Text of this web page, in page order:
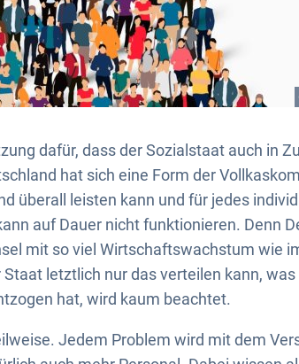
dafür, dass der Sozialstaat auch in
hat sich eine Form der
überall leisten kann und für jedes
auf Dauer nicht funktionieren. Denn
mit so viel Wirtschaftswachstum wie
letztlich nur das verteilen kann,
hat, wird kaum beachtet.
Jedem Problem wird mit dem